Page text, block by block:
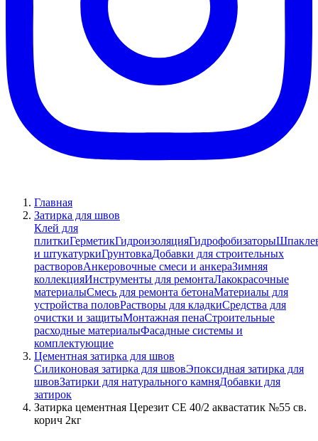
Главная
Затирка для швов
Клей для
плиткиГерметикГидроизоляцияГидрофобизаторы
и штукатуркиГрунтовкаДобавки для строительных
растворовАнкеровочные смеси и анкераЗимняя
коллекцияИнструменты для ремонтаЛакокрасочные
материалыСмесь для ремонта бетонаМатериалы для
устройства половРастворы для кладкиСредства для
очистки и защитыМонтажная пенаСтроительные
расходные материалыФасадные системы и
комплектующие
Цементная затирка для швов
Силиконовая затирка для швовЭпоксидная затирка для
швовЗатирки для натурального камняДобавки для
затирок
Затирка цементная Церезит CE 40/2 аквастатик №55 св.
корич 2кг